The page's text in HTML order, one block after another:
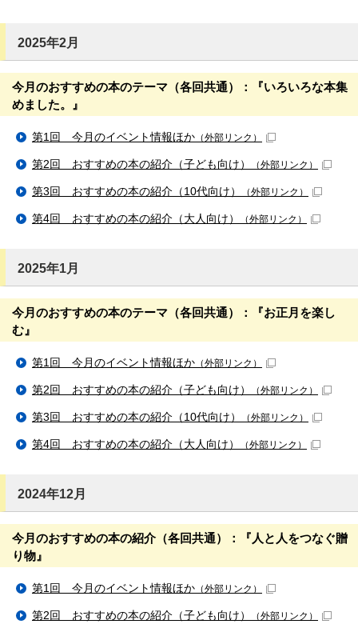
2025年2月
今月のおすすめの本のテーマ（各回共通）：『いろいろな本集
めました。』
第1回 今月のイベント情報ほか （外部リンク）
第2回 おすすめの本の紹介（子ども向け） （外部リンク）
第3回 おすすめの本の紹介（10代向け） （外部リンク）
第4回 おすすめの本の紹介（大人向け） （外部リンク）
2025年1月
今月のおすすめの本のテーマ（各回共通）：『お正月を楽し
む』
第1回 今月のイベント情報ほか （外部リンク）
第2回 おすすめの本の紹介（子ども向け） （外部リンク）
第3回 おすすめの本の紹介（10代向け） （外部リンク）
第4回 おすすめの本の紹介（大人向け） （外部リンク）
2024年12月
今月のおすすめの本の紹介（各回共通）：『人と人をつなぐ贈
り物』
第1回 今月のイベント情報ほか （外部リンク）
第2回 おすすめの本の紹介（子ども向け） （外部リンク）